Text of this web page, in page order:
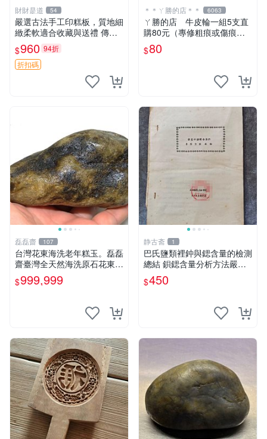
財財是道 54
嚴選古法手工印糕板，質地細
緻柔軟適合收藏與送禮 傳統
手工印糕模具 精致耐用 難得
好物 板模 印糕 模具
$960 94折
折扣碼
＊＊ㄚ勝的店＊＊ 6063
ㄚ勝的店 牛皮輪一組5支直
購80元（專修粗痕或傷痕）
輕鬆容易請看照片～
$80
磊磊齋 107
台灣花東海洗老年糕玉。磊磊
齋臺灣全天然海洗原石花東玉
東海岸台灣藍寶石東玉東海岸
心臟石皮蛋青老麥芽年糕黑鬼
碧玉髓秀姑玉鳳梨芋仔玉總統
$999,999
静古斋 1
巴氏鹽類裡鈡與鍶含量的檢測
總結 鋇鍶含量分析方法嚴選
巴氏化合物成分分析心得 化
學分析技法推薦
$450